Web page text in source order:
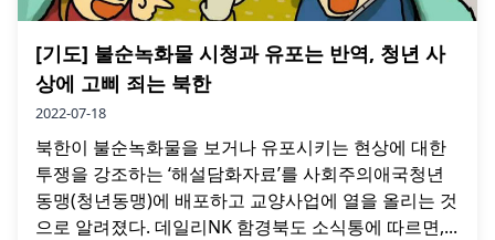
[기도] 불순녹화물 시청과 유포는 반역, 청년 사
상에 고삐 죄는 북한
2022-07-18
북한이 불순녹화물을 보거나 유포시키는 현상에 대한
투쟁을 강조하는 ‘해설담화자료’를 사회주의애국청년
동맹(청년동맹)에 배포하고 교양사업에 열을 올리는 것
으로 알려졌다. 데일리NK 함경북도 소식통에 따르면,...